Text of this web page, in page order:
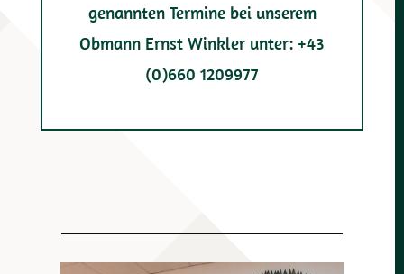
genannten Termine bei unserem
Obmann Ernst Winkler unter: +43
(0)660 1209977